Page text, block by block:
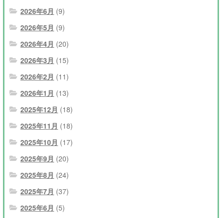
2026年6月 (9)
2026年5月 (9)
2026年4月 (20)
2026年3月 (15)
2026年2月 (11)
2026年1月 (13)
2025年12月 (18)
2025年11月 (18)
2025年10月 (17)
2025年9月 (20)
2025年8月 (24)
2025年7月 (37)
2025年6月 (5)